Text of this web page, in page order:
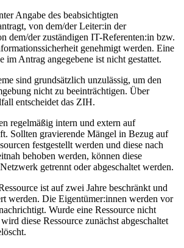
Angabe des beabsichtigten
von dem/der Leiter:in der
dem/der zuständigen IT-Referenten:in bzw.
genehmigt werden. Eine
im Antrag angegebene ist nicht gestattet.
sind grundsätzlich unzulässig, um den
nicht zu beeinträchtigen. Über
entscheidet das ZIH.
regelmäßig intern und extern auf
Sollten gravierende Mängel in Bezug auf
festgestellt werden und diese nach
behoben werden, können diese
getrennt oder abgeschaltet werden.
ist auf zwei Jahre beschränkt und
werden. Die Eigentümer:innen werden vor
Wurde eine Ressource nicht
diese Ressource zunächst abgeschaltet